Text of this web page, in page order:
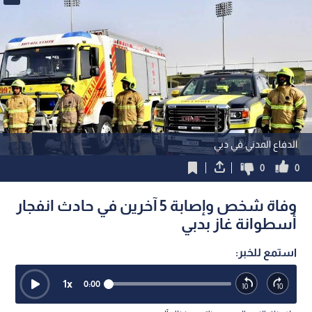
الدفاع المدني في دبي
0
0
وفاة شخص وإصابة 5 آخرين في حادث انفجار
أسطوانة غاز بدبي
استمع للخبر:
0:00
1x